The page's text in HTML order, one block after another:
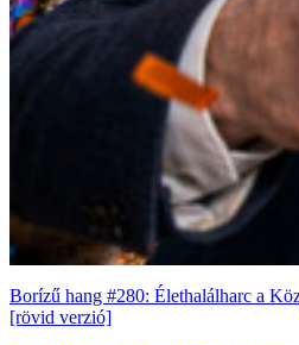
Borízű hang #280: Élethalálharc a
[rövid verzió]